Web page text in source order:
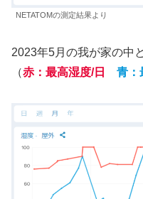
NETATOMの測定結果より
2023年5月の我が家の中
（赤：最高湿度/日 青：